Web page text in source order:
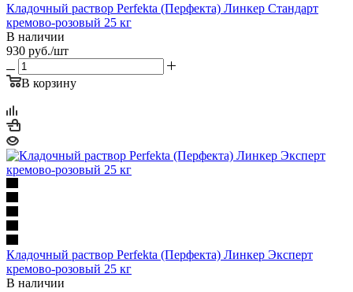
Кладочный раствор Perfekta (Перфекта) Линкер Стандарт
кремово-розовый 25 кг
В наличии
930 руб./шт
В корзину
Кладочный раствор Perfekta (Перфекта) Линкер Эксперт
кремово-розовый 25 кг
В наличии